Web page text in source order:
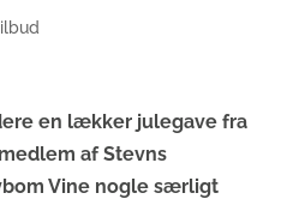
en lækker julegave fra
af Stevns
Vine nogle særligt